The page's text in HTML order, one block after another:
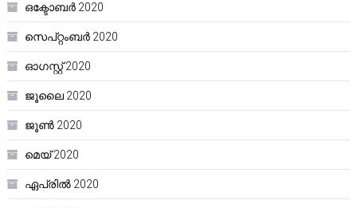
ഒക്ടോബർ 2020
സെപ്റ്റംബർ 2020
ഓഗസ്റ്റ്‌ 2020
ജൂലൈ 2020
ജൂൺ 2020
മെയ്‌ 2020
ഏപ്രിൽ 2020